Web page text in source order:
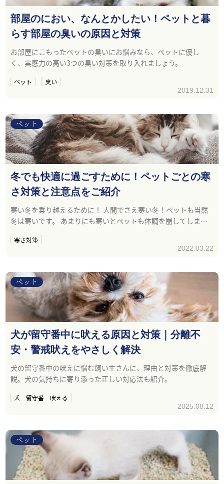
部屋のにおい、なんとかしたい！ペットと暮
らす部屋の臭いの原因と対策
お部屋にこもったペットの臭いにお悩みなら、ペットに優し
く、実感力の高い3つの臭い対策を取り入れましょう。
ペット 臭い
2019.12.31
ペット
冬でも快適に過ごすために！ペットごとの寒
さ対策と注意点をご紹介
寒い冬を乗り越えるために！ 人間でさえ寒い冬！ペットも当然
冬は寒いです。 あまりにも寒いとペットも体調を崩してしまう
対策って何をすればいいの？エアコンとかの暖房で十分なの
寒さ対策
2022.03.22
ペット
犬が留守番中に吠える原因と対策｜分離不
安・警戒吠えをやさしく解決
犬の留守番中の吠えに悩む飼い主さんに、理由と対策を徹底解
説。犬の気持ちに寄り添った正しい対応法も紹介。
犬 留守番 吠える
2025.08.12
ペット